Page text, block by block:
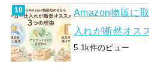
Amazon物販に
入れが断然オス
5.1k件のビュー